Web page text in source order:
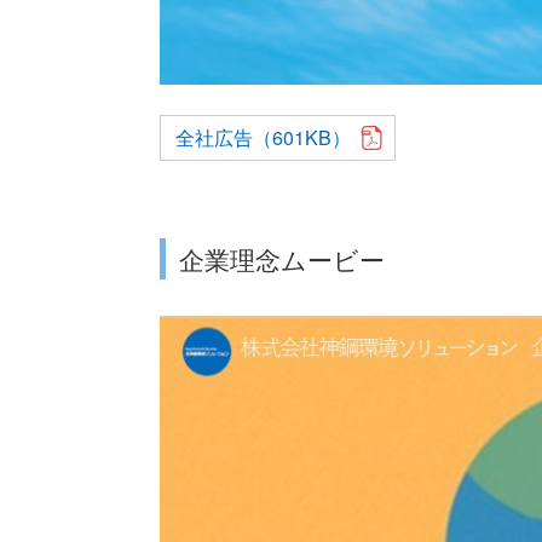
全社広告（601KB）
企業理念ムービー